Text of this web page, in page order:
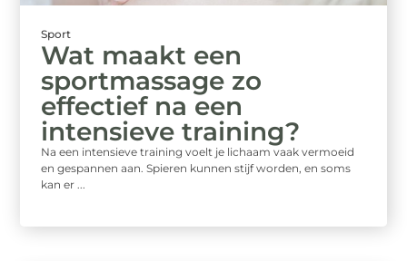
Sport
Wat maakt een
sportmassage zo
effectief na een
intensieve training?
Na een intensieve training voelt je lichaam vaak vermoeid
en gespannen aan. Spieren kunnen stijf worden, en soms
kan er ...